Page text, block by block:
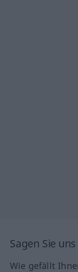
Sagen Sie
Wie gefällt